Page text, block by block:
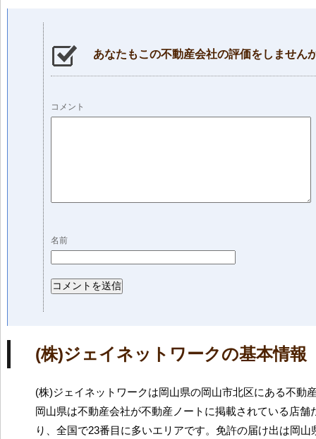
あなたもこの不動産会社の評価をしません
コメント
名前
(株)ジェイネットワークの基本情報
(株)ジェイネットワークは岡山県の岡山市北区にある不動
岡山県は不動産会社が不動産ノートに掲載されている店舗
り、全国で23番目に多いエリアです。免許の届け出は岡山